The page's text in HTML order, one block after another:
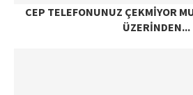
CEP TELEFONUNUZ ÇEKMIYOR
ÜZERINDEN...